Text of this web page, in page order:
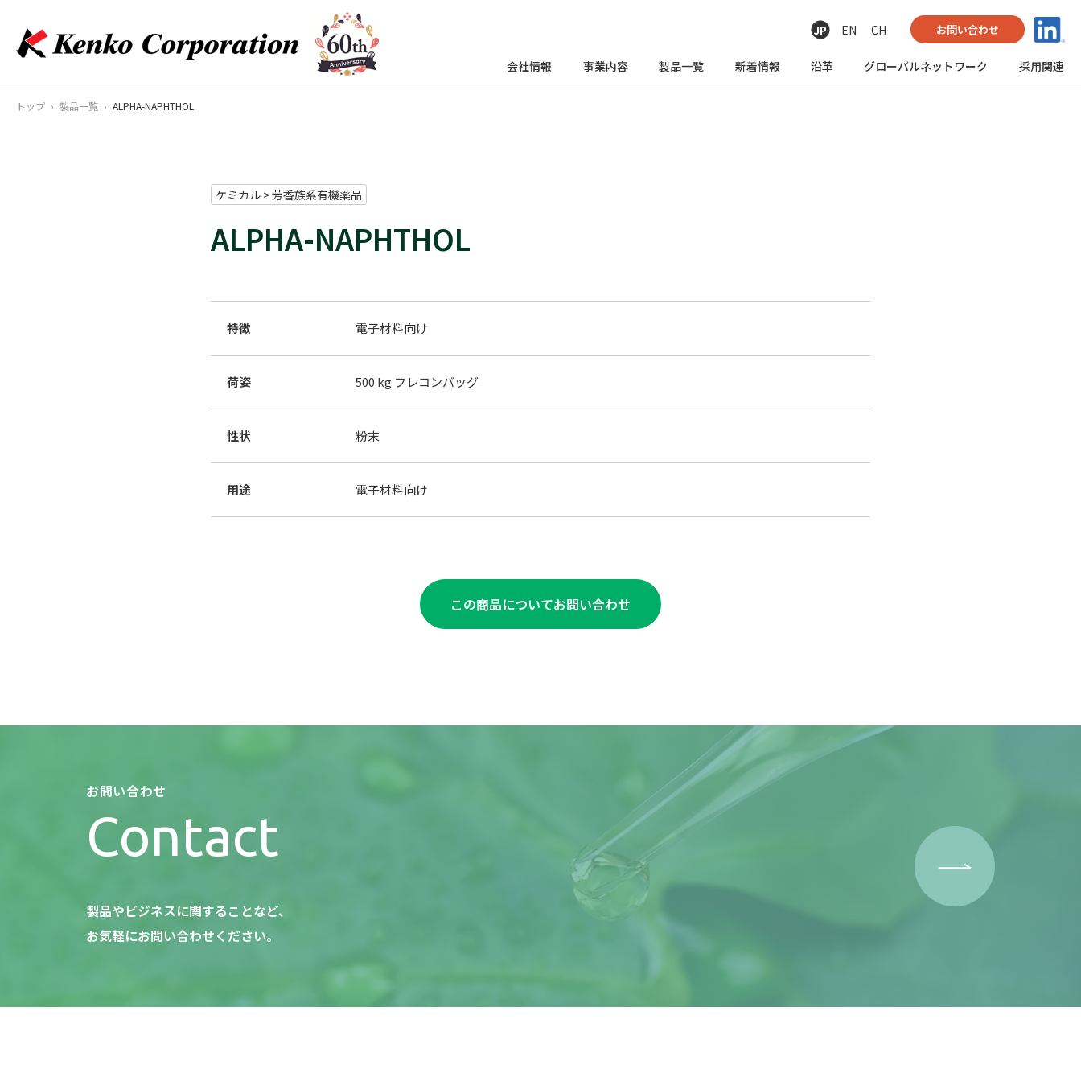
JP EN CH お問い合わせ
会社情報 事業内容 製品一覧 新着情報 沿革 グローバルネットワーク 採用関連
トップ 製品一覧 ALPHA-NAPHTHOL
ケミカル > 芳香族系有機薬品
ALPHA-NAPHTHOL
特徴 電子材料向け
荷姿 500 kg フレコンバッグ
性状 粉末
用途 電子材料向け
この商品についてお問い合わせ
お問い合わせ
Contact
製品やビジネスに関することなど、
お気軽にお問い合わせください。